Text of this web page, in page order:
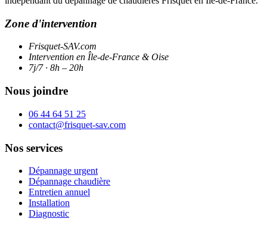
Zone d'intervention
Frisquet-SAV.com
Intervention en Île-de-France & Oise
7j/7 · 8h – 20h
Nous joindre
06 44 64 51 25
contact@frisquet-sav.com
Nos services
Dépannage urgent
Dépannage chaudière
Entretien annuel
Installation
Diagnostic